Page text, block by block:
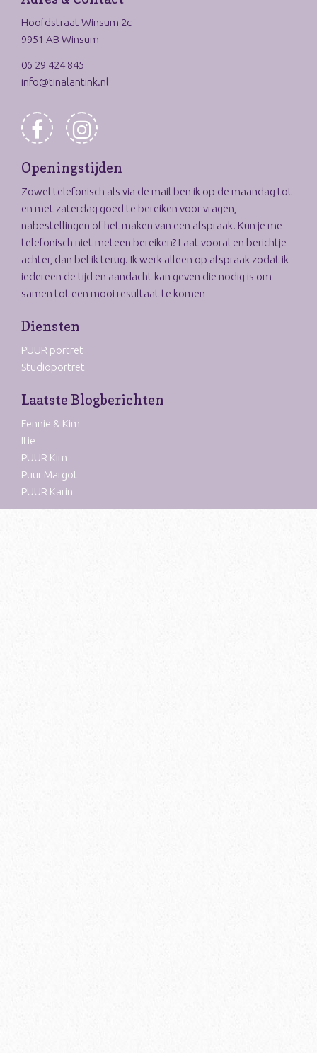
Hoofdstraat Winsum 2c
9951 AB Winsum
06 29 424 845
info@tinalantink.nl
Openingstijden
Zowel telefonisch als via de mail ben ik op de maandag tot
en met zaterdag goed te bereiken voor vragen,
nabestellingen of het maken van een afspraak. Kun je me
telefonisch niet meteen bereiken? Laat vooral en berichtje
achter, dan bel ik terug. Ik werk alleen op afspraak zodat ik
iedereen de tijd en aandacht kan geven die nodig is om
samen tot een mooi resultaat te komen
Diensten
PUUR portret
Studioportret
Laatste Blogberichten
Fennie & Kim
Itie
PUUR Kim
Puur Margot
PUUR Karin